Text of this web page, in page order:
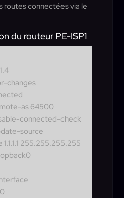
routes connectées via le
du routeur PE-ISP1
changes
as 64500
connected-check
source
1.1.1.1 255.255.255.255